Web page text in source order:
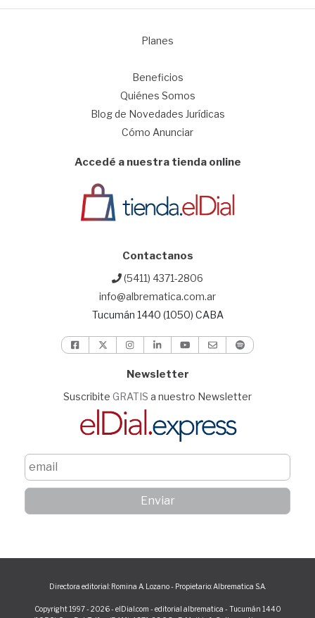
Planes
Beneficios
Quiénes Somos
Blog de Novedades Jurídicas
Cómo Anunciar
Accedé a nuestra tienda online
Contactanos
(5411) 4371-2806
info@albrematica.com.ar
Tucumán 1440 (1050) CABA
Newsletter
Suscribite GRATIS a nuestro Newsletter
Directora editorial: Romina A. Lozano - Propietario: Albrematica S.A.
Copyright 1997 - 2026 - elDial.com - editorial albrematica - Tucumán 1440